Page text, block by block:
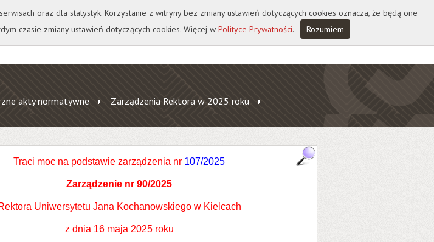
Uczelnia A A A A
akty normatywne
Zarządzenia Rektora w 2025 roku
Traci moc na podstawie zarządzenia nr 107/2025
Zarządzenie nr 90/2025
Uniwersytetu Jana Kochanowskiego w Kielcach
z dnia 16 maja 2025 roku
oraz dla statystyk. Korzystanie z witryny bez zmiany ustawień dotyczących cookies oznacza, że będą one
czasie zmiany ustawień dotyczących cookies. Więcej w Polityce Prywatności. Rozumiem